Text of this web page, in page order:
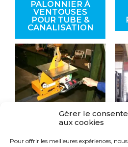
Gérer le
aux cookies
Pour offrir les meilleures expériences,
PALONNIER À
VENTOUSES
POUR TUBE &
CANALISATION
PALONNIER À